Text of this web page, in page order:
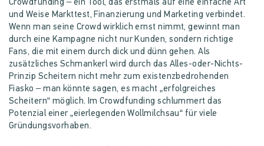
Crowdfunding – ein Tool, das erstmals auf eine einfache Art
und Weise Markttest, Finanzierung und Marketing verbindet.
Wenn man seine Crowd wirklich ernst nimmt, gewinnt man
durch eine Kampagne nicht nur Kunden, sondern richtige
Fans, die mit einem durch dick und dünn gehen. Als
zusätzliches Schmankerl wird durch das Alles-oder-Nichts-
Prinzip Scheitern nicht mehr zum existenzbedrohenden
Fiasko – man könnte sagen, es macht „erfolgreiches
Scheitern“ möglich. Im Crowdfunding schlummert das
Potenzial einer „eierlegenden Wollmilchsau“ für viele
Gründungsvorhaben.